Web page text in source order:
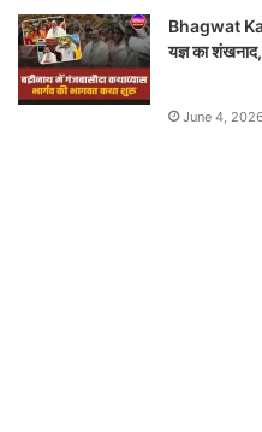
Bhagwat
यज्ञ का
June 4, 2026